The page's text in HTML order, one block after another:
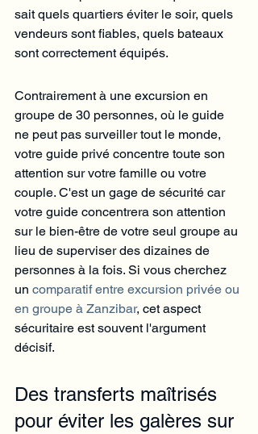
sait quels quartiers éviter le soir, quels
vendeurs sont fiables, quels bateaux
sont correctement équipés.
Contrairement à une excursion en
groupe de 30 personnes, où le guide
ne peut pas surveiller tout le monde,
votre guide privé concentre toute son
attention sur votre famille ou votre
couple. C'est un gage de sécurité car
votre guide concentrera son attention
sur le bien-être de votre seul groupe au
lieu de superviser des dizaines de
personnes à la fois. Si vous cherchez
un comparatif entre excursion privée ou
en groupe à Zanzibar, cet aspect
sécuritaire est souvent l'argument
décisif.
Des transferts maîtrisés
pour éviter les galères sur